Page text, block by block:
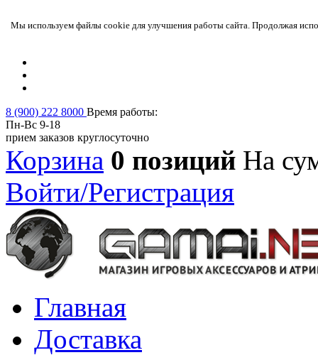
Мы используем файлы cookie для улучшения работы сайта. Продолжая
8 (900) 222 8000 Время работы:
Пн-Вс 9-18
прием заказов круглосуточно
Корзина 0 позиций На
Войти/Регистрация
Главная
Доставка